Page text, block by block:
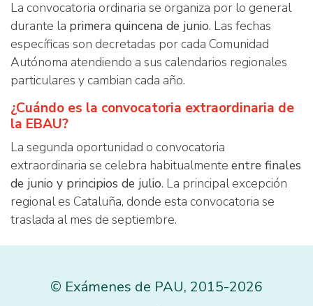
La convocatoria ordinaria se organiza por lo general
durante la primera quincena de junio. Las fechas
específicas son decretadas por cada Comunidad
Autónoma atendiendo a sus calendarios regionales
particulares y cambian cada año.
¿Cuándo es la convocatoria extraordinaria de
la EBAU?
La segunda oportunidad o convocatoria
extraordinaria se celebra habitualmente entre finales
de junio y principios de julio. La principal excepción
regional es Cataluña, donde esta convocatoria se
traslada al mes de septiembre.
© Exámenes de PAU, 2015-2026